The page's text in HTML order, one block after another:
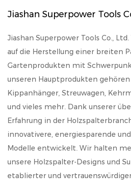
Jiashan Superpower Tools
Jiashan Superpower Tools Co.,
auf die Herstellung einer breiten
Gartenprodukten mit
unseren Hauptprodukten
Kippanhänger, Streuwagen,
und vieles mehr. Dank unserer
Erfahrung in der
innovativere, energiesparende
Modelle entwickelt. Wir halten
unsere Holzspalter-Designs und
etablierter und